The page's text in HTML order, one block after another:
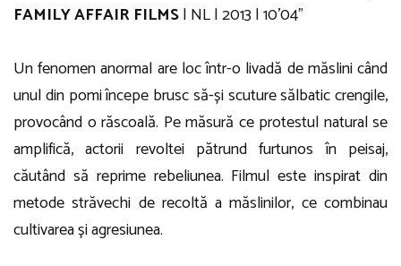
FAMILY AFFAIR FILMS| NL | 2013 | 10’04”
Un fenomen anormal are loc într-o livadă de măslini când
unul din pomi începe brusc să-și scuture sălbatic crengile,
provocând o răscoală. Pe măsură ce protestul natural se
amplifică, actorii revoltei pătrund furtunos în peisaj,
căutând să reprime rebeliunea. Filmul este inspirat din
metode străvechi de recoltă a măslinilor, ce combinau
cultivarea și agresiunea.